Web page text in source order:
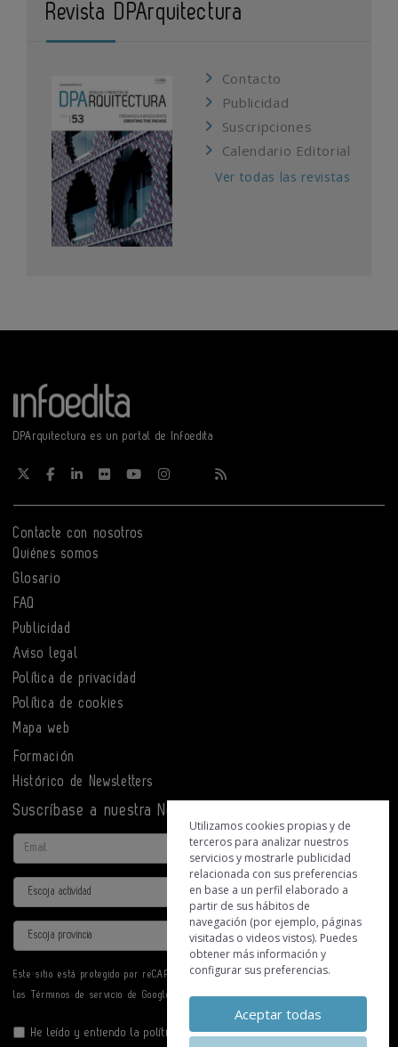
Revista DPArquitectura
Contacto
Publicidad
Suscripciones
Calendario Editorial
Ver todas las revistas
DPArquitectura es un portal de Infoedita
Contacte con nosotros
Quiénes somos
Glosario
FAQ
Publicidad
Aviso legal
Política de privacidad
Política de cookies
Mapa web
Formación
Histórico de Newsletters
Suscríbase a nuestra Newsletter
Email
Actividad
Provincia
Este sitio está protegido por reCAPTCHA y se aplican laPolítica de privacidad
los Términos de servicio de Google.
He leído y entiendo lapolítica de privacidad
Utilizamos cookies propias y de
terceros para analizar nuestros
servicios y mostrarle publicidad
relacionada con sus preferencias
en base a un perfil elaborado a
partir de sus hábitos de
navegación (por ejemplo, páginas
visitadas o videos vistos). Puedes
obtener más información y
configurar sus preferencias.
Aceptar todas